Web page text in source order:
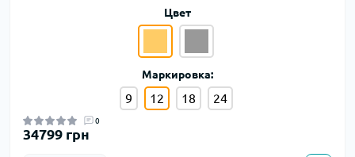
Цвет
Маркировка:
9 12 18 24
0
34799 грн